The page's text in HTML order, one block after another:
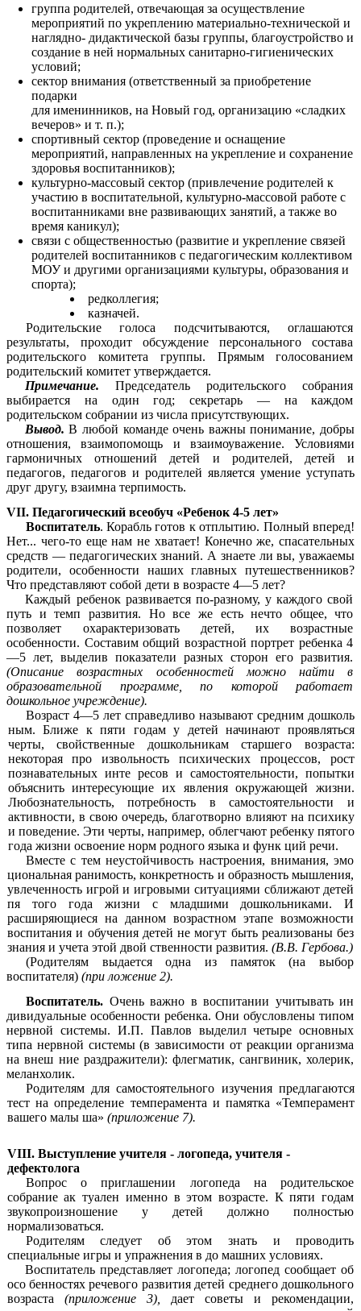
группа родителей, отвечающая за осуществление
мероприятий по укреплению материально-технической и
наглядно- дидактической базы группы, благоустройство и
создание в ней нормальных санитарно-гигиенических
условий;
сектор внимания (ответственный за приобретение
подарки
для именинников, на Новый год, организацию «сладких
вечеров» и т. п.);
спортивный сектор (проведение и оснащение
мероприятий, направленных на укрепление и сохранение
здоровья воспитанников);
культурно-массовый сектор (привлечение родителей к
участию в воспитательной, культурно-массовой работе с
воспитанниками вне развивающих занятий, а также во
время каникул);
связи с общественностью (развитие и укрепление связей
родителей воспитанников с педагогическим коллективом
МОУ и другими организациями культуры, образования и
спорта);
редколлегия;
казначей.
Родительские голоса подсчитываются, оглашаются
результаты, проходит обсуждение персонального состава
родительского комитета группы. Прямым голосованием
родительский комитет утверждается.
Примечание.Председатель родительского собрания
выбирается на один год; секретарь — на каждом
родительском собрании из числа присутствующих.
Вывод.В любой команде очень важны понимание, добры
отношения, взаимопомощь и взаимоуважение. Условиями
гapмоничных отношений детей и родителей, детей и
педагогов, педагогов и родителей является умение уступать
друг другу, взаимна терпимость.
VII. Педагогический всеобуч «Ребенок 4-5 лет»
Воспитатель. Корабль готов к отплытию. Полный вперед!
Нет... чего-то еще нам не хватает! Конечно же, спасательных
средств — педагогических знаний. А знаете ли вы, уважаемы
родители, особенности наших главных путешественников?
Что представляют собой дети в возрасте 4—5 лет?
Каждый ребенок развивается по-разному, у каждого свой
путь и темп развития. Но все же есть нечто общее, что
позволяет охарактеризовать детей, их возрастные
особенности. Составим общий возрастной портрет ребенка 4
—5 лет, выделив показателиразных сторон его развития.
(Описание возрастных особенностей можно найти в
образовательной программе, по которой работает
дошкольное учреждение).
Возраст 4—5 лет справедливо называют средним дошколь
ным. Ближе к пяти годам у детей начинают проявляться
черты, свойственные дошкольникам старшего возраста:
некоторая про извольность психических процессов, рост
познавательных инте ресов и самостоятельности, попытки
объяснить интересующие их явления окружающей жизни.
Любознательность, потребность в самостоятельности и
активности, в свою очередь, благотворно влияют на психику
и поведение. Эти черты, например, облегчают ребенку пятого
года жизни освоение норм родного языка и функ ций речи.
Вместе с тем неустойчивость настроения, внимания, эмо
циональная ранимость, конкретность и образность мышления,
увлеченность игрой и игровыми ситуациями сближают детей
пя того года жизни с младшими дошкольниками. И
расширяющиеся на данном возрастном этапе возможности
воспитания и обучения детей не могут быть реализованы без
знания и учета этой двой ственности развития. (В.В. Гербова.)
(Родителям выдается одна из памяток (на выбор
воспитателя) (при ложение 2).
Воспитатель. Очень важно в воспитании учитывать ин
дивидуальные особенности ребенка. Они обусловлены типом
нервной системы. И.П. Павлов выделил четыре основных
типа нервной системы (в зависимости от реакции организма
на внеш ние раздражители): флегматик, сангвиник, холерик,
меланхолик.
Родителям для самостоятельного изучения предлагаются
тест на определение темперамента и памятка «Темперамент
вашего малы ша»(приложение 7).
VIII. Выступление учителя - логопеда, учителя -
дефектолога
Вопрос о приглашении логопеда на родительское
собрание ак туален именно в этом возрасте. К пяти годам
звукопроизношение у детей должно полностью
нормализоваться.
Родителям следует об этом знать и проводить
специальные игры и упражнения в до машних условиях.
Воспитатель представляет логопеда; логопед сообщает об
осо бенностях речевого развития детей среднего дошкольного
возраста (приложение 3), дает советы и рекомендации,